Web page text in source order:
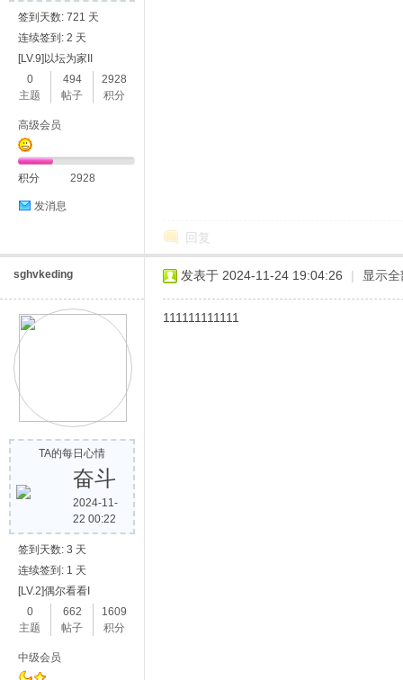
签到天数: 721 天
连续签到: 2 天
[LV.9]以坛为家II
0
主题
494
帖子
2928
积分
高级会员
积分 2928
发消息
回复
sghvkeding
TA的每日心情
奋斗
2024-11-
22 00:22
签到天数: 3 天
连续签到: 1 天
[LV.2]偶尔看看I
0
主题
662
帖子
1609
积分
中级会员
发表于 2024-11-24 19:04:26 | 显示
111111111111